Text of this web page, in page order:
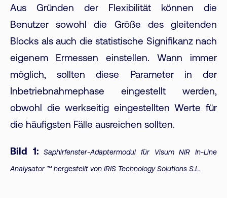
Aus Gründen der Flexibilität können die
Benutzer sowohl die Größe des gleitenden
Blocks als auch die statistische Signifikanz nach
eigenem Ermessen einstellen. Wann immer
möglich, sollten diese Parameter in der
Inbetriebnahmephase eingestellt werden,
obwohl die werkseitig eingestellten Werte für
die häufigsten Fälle ausreichen sollten.
Bild 1: Saphirfenster-Adaptermodul für Visum NIR In-Line
Analysator ™ hergestellt von IRIS Technology Solutions S.L.